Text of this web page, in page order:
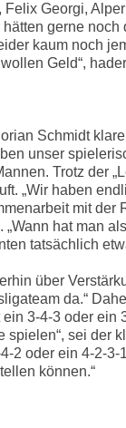
Georgi,
gerne noch
kaum noch
Geld“,
Schmidt
unser
Trotz der
„Wir haben
mit der
hat man
tatsächlich
über
da.“
3-4-3 oder ein
spielen“, sei der
2 oder ein 4-2-3-
können.“